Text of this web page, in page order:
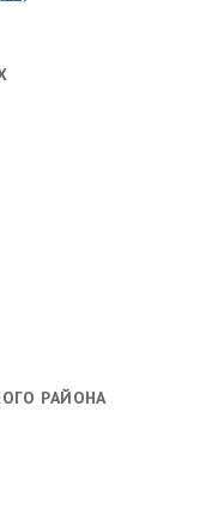
РАЙОНА